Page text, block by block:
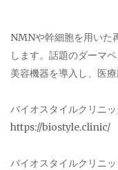
NMNや幹細胞を用いた
します。話題のダーマ
美容機器を導入し、医
バイオスタイルクリニ
https://biostyle.clinic/
バイオスタイルクリニ